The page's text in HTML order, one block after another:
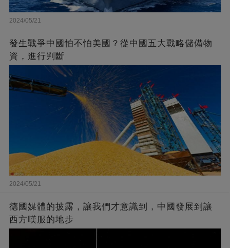
2024/05/21
發生戰爭中國怕不怕美國？從中國五大戰略儲備物
資，進行判斷
2024/05/21
德國媒體的披露，讓我們才意識到，中國發展到讓
西方嘆服的地步